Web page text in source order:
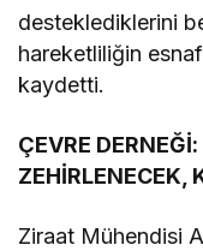
desteklediklerini
hareketliliğin
kaydetti.
ÇEVRE
ZEHİRLENECEK,
Ziraat Mühendisi